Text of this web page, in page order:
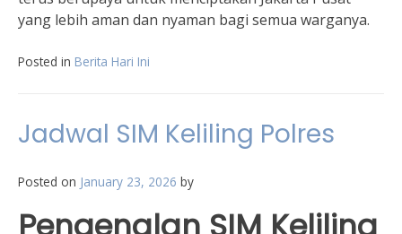
yang lebih aman dan nyaman bagi semua warganya.
Posted in Berita Hari Ini
Jadwal SIM Keliling Polres
Posted on January 23, 2026 by